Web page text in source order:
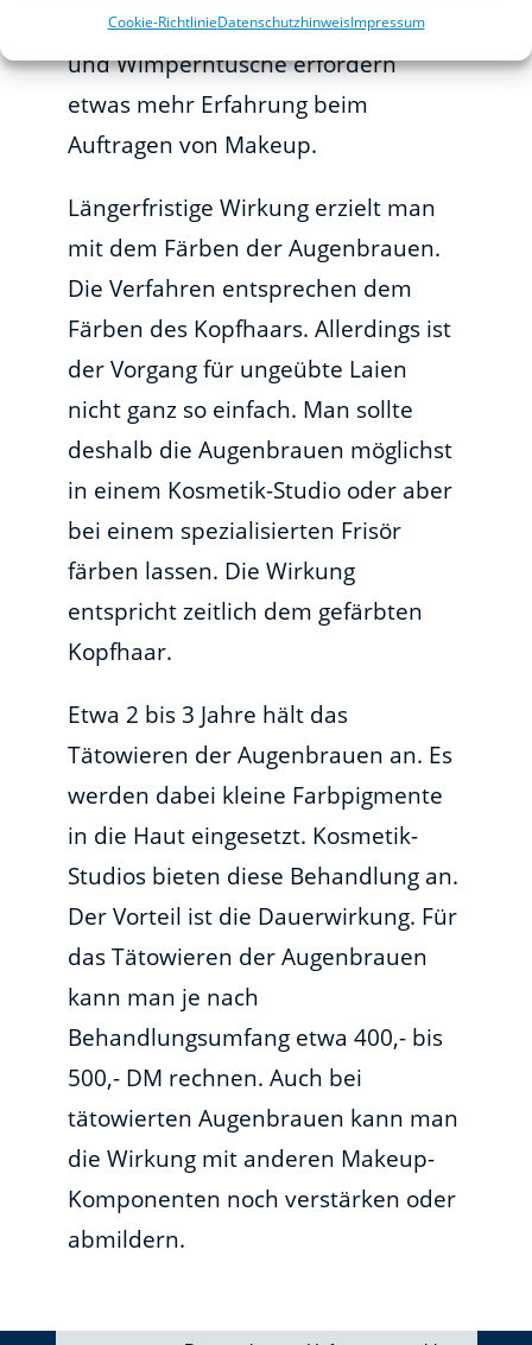
Cookie-RichtlinieDatenschutzhinweisImpressum
Augenbrauenstift. Lidschattenpuder
und Wimperntusche erfordern
etwas mehr Erfahrung beim
Auftragen von Makeup.
Längerfristige Wirkung erzielt man
mit dem Färben der Augenbrauen.
Die Verfahren entsprechen dem
Färben des Kopfhaars. Allerdings ist
der Vorgang für ungeübte Laien
nicht ganz so einfach. Man sollte
deshalb die Augenbrauen möglichst
in einem Kosmetik-Studio oder aber
bei einem spezialisierten Frisör
färben lassen. Die Wirkung
entspricht zeitlich dem gefärbten
Kopfhaar.
Etwa 2 bis 3 Jahre hält das
Tätowieren der Augenbrauen an. Es
werden dabei kleine Farbpigmente
in die Haut eingesetzt. Kosmetik-
Studios bieten diese Behandlung an.
Der Vorteil ist die Dauerwirkung. Für
das Tätowieren der Augenbrauen
kann man je nach
Behandlungsumfang etwa 400,- bis
500,- DM rechnen. Auch bei
tätowierten Augenbrauen kann man
die Wirkung mit anderen Makeup-
Komponenten noch verstärken oder
abmildern.